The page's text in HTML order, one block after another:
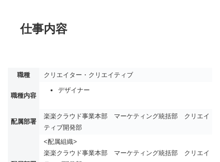
仕事内容
職種 クリエイター・クリエイティブ
職種内容
デザイナー
配属部署
楽楽クラウド事業本部 マーケティング統括部 クリエイ
ティブ開発部
<配属組織>
楽楽クラウド事業本部 マーケティング統括部 クリエイ